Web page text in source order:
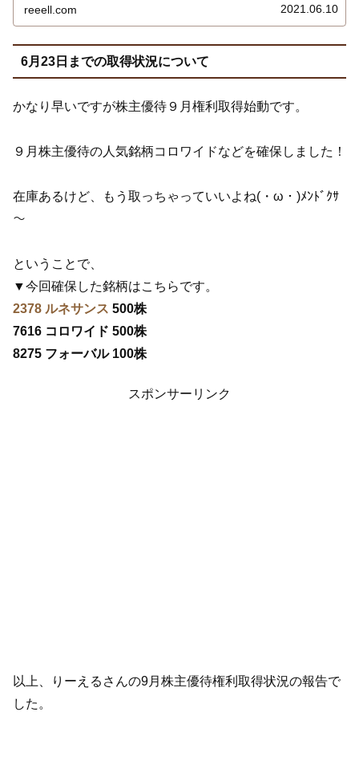
商品20％割引、お子様向け短期教室受講料・野外ツアー割
reeell.com 2021.06.10
6月23日までの取得状況について
かなり早いですが株主優待９月権利取得始動です。
９月株主優待の人気銘柄コロワイドなどを確保しました！
在庫あるけど、もう取っちゃっていいよね(・ω・)ﾒﾝﾄﾞｸｻ
～
ということで、
▼今回確保した銘柄はこちらです。
2378 ルネサンス 500株
7616 コロワイド 500株
8275 フォーバル 100株
スポンサーリンク
以上、りーえるさんの9月株主優待権利取得状況の報告で
した。